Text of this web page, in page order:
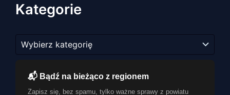
Kategorie
📬 Bądź na bieżąco z regionem
Zapisz się, bez spamu, tylko ważne sprawy z powiatu